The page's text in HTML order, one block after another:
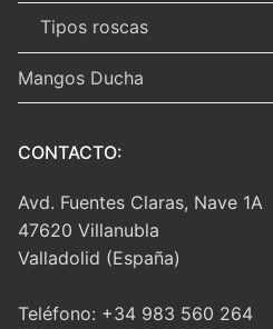
Tipos roscas
Mangos Ducha
CONTACTO:
Avd. Fuentes Claras, Nave 1A
47620 Villanubla
Valladolid (España)
Teléfono: +34 983 560 264